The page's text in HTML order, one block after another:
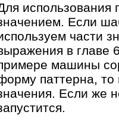
использования
Если
части
в главе
машины
паттерна,
Если же